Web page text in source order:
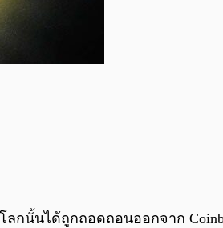
นั้นได้ถูกถอดถอนออกจาก